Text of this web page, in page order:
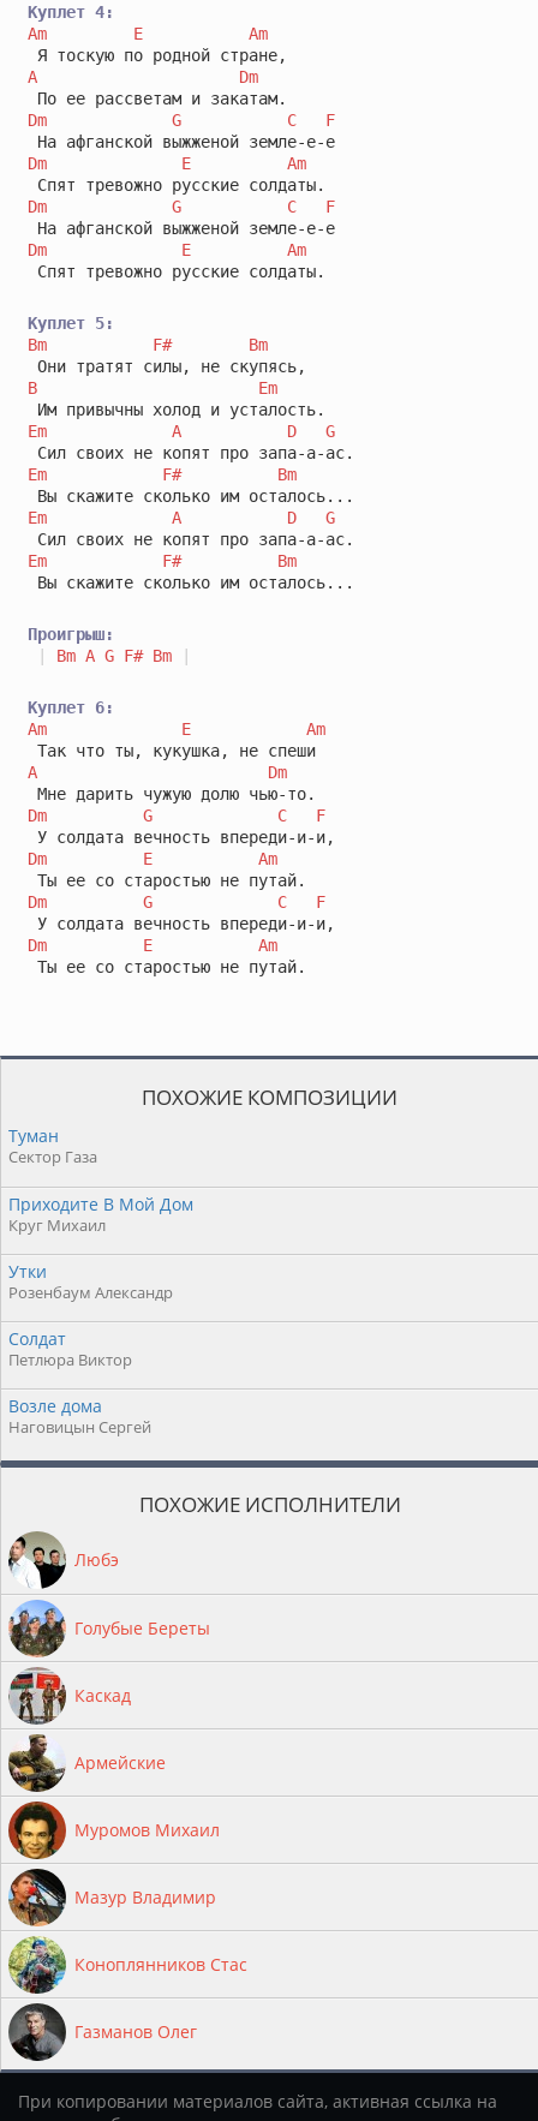
Куплет 4:
Am
E
Am
A
Dm
Dm
G C
F
На афганской выжженой земле-е-е
Dm
E
Am
Dm
G C
F
На афганской выжженой земле-е-е
Dm
E
Am
Спят тревожно русские солдаты.
Куплет 5:
Bm
F#
Bm
B
Em
Em
A D
G
Em
F#
Bm
Em
A D
G
Em
F#
Bm
Вы скажите сколько им осталось...
Проигрыш:
|
Bm A G F# Bm |
Куплет 6:
Am
E
Am
Так что ты, кукушка, не спеши
A
Dm
Dm
G C
F
Dm
E
Am
Dm
G C
F
Dm
E
Am
Ты ее со старостью не путай.
ПОХОЖИЕ КОМПОЗИЦИИ
Туман
Сектор Газа
Приходите В Мой Дом
Круг Михаил
Утки
Розенбаум Александр
Солдат
Петлюра Виктор
Возле дома
Наговицын Сергей
ПОХОЖИЕ ИСПОЛНИТЕЛИ
Любэ
Голубые Береты
Каскад
Армейские
Муромов Михаил
Мазур Владимир
Коноплянников Стас
Газманов Олег
При копировании материалов сайта, активная ссылка на